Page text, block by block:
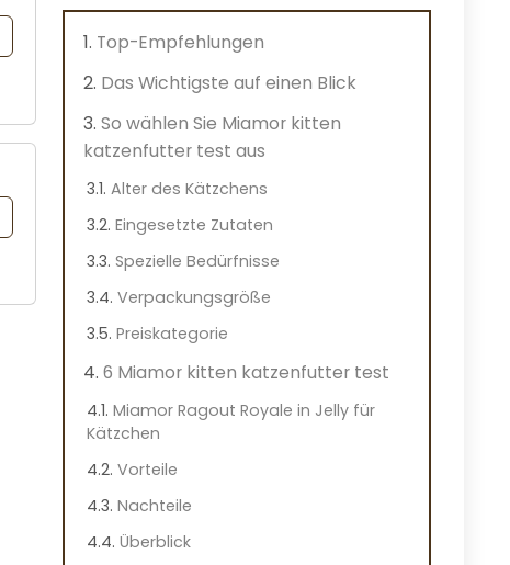
Top-Empfehlungen
Das Wichtigste auf einen Blick
So wählen Sie Miamor kitten
katzenfutter test aus
Alter des Kätzchens
Eingesetzte Zutaten
Spezielle Bedürfnisse
Verpackungsgröße
Preiskategorie
6 Miamor kitten katzenfutter test
Miamor Ragout Royale in Jelly für
Kätzchen
Vorteile
Nachteile
Überblick